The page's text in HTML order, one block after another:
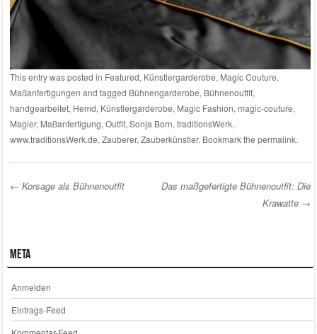
This entry was posted in Featured, Künstlergarderobe, Magic Couture,
Maßanfertigungen and tagged Bühnengarderobe, Bühnenoutfit,
handgearbeitet, Hemd, Künstlergarderobe, Magic Fashion, magic-couture,
Magier, Maßanfertigung, Outfit, Sonja Born, traditionsWerk,
www.traditionsWerk.de, Zauberer, Zauberkünstler. Bookmark the permalink.
← Korsage als Bühnenoutfit
Das maßgefertigte Bühnenoutfit: Die
Krawatte →
Meta
Anmelden
Eintrags-Feed